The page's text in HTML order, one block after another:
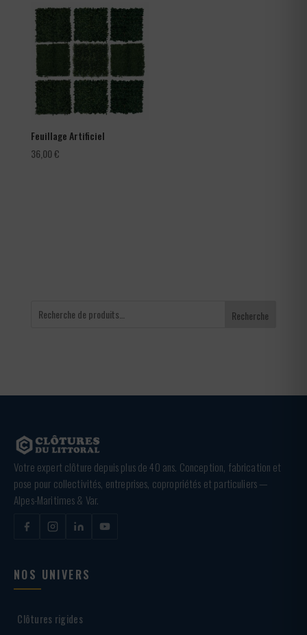
Feuillage Artificiel
36,00€
Recherche
Votre expert clôture depuis plus de 40 ans. Conception, fabrication et
pose pour collectivités, entreprises, copropriétés et particuliers —
Alpes-Maritimes & Var.
NOS UNIVERS
Clôtures rigides